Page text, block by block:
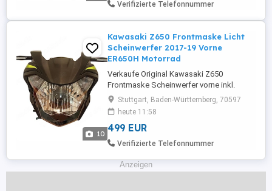
Verifizierte Telefonnummer
10
Kawasaki Z650 Frontmaske Licht
Scheinwerfer 2017-19 Vorne
ER650H Motorrad
Verkaufe Original Kawasaki Z650
Frontmaske Scheinwerfer vorne inkl.
Verkleidungen und LED-Blinkern (mit E-
Nummer). Laut Teilekatalog passgenau
für Baujahre 2017 2019 (ER650H).
Scheinwerfer hat vor Ausbau ohne
Probleme funktioniert. Alle Stecker und
nur komplett. Daten ...
Stuttgart, Baden-Württemberg, 70597
heute 11:58
499 EUR
Verifizierte Telefonnummer
Anzeigen